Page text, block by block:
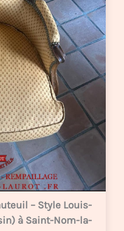
– Style Louis-
à Saint-Nom-la-